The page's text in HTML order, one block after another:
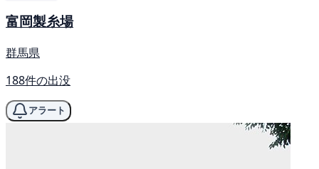
富岡製糸場
群馬県
188件の出没
アラート